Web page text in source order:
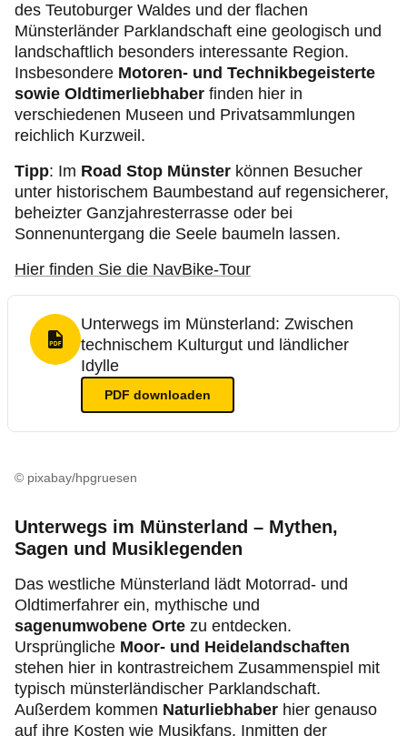
des Teutoburger Waldes und der flachen
Münsterländer Parklandschaft eine geologisch und
landschaftlich besonders interessante Region.
Insbesondere Motoren- und Technikbegeisterte
sowie Oldtimerliebhaber finden hier in
verschiedenen Museen und Privatsammlungen
reichlich Kurzweil.
Tipp: Im Road Stop Münster können Besucher
unter historischem Baumbestand auf regensicherer,
beheizter Ganzjahresterrasse oder bei
Sonnenuntergang die Seele baumeln lassen.
Hier finden Sie die NavBike-Tour
PDF Format
Unterwegs im Münsterland: Zwischen
technischem Kulturgut und ländlicher
Idylle
PDF downloaden
© pixabay/hpgruesen
Unterwegs im Münsterland – Mythen,
Sagen und Musiklegenden
Das westliche Münsterland lädt Motorrad- und
Oldtimerfahrer ein, mythische und
sagenumwobene Orte zu entdecken.
Ursprüngliche Moor- und Heidelandschaften
stehen hier in kontrastreichem Zusammenspiel mit
typisch münsterländischer Parklandschaft.
Außerdem kommen Naturliebhaber hier genauso
auf ihre Kosten wie Musikfans. Inmitten der